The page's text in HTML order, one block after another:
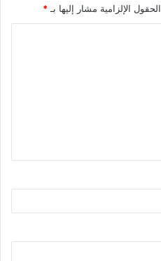
الحقول الإلزامية مشار إليها بـ *